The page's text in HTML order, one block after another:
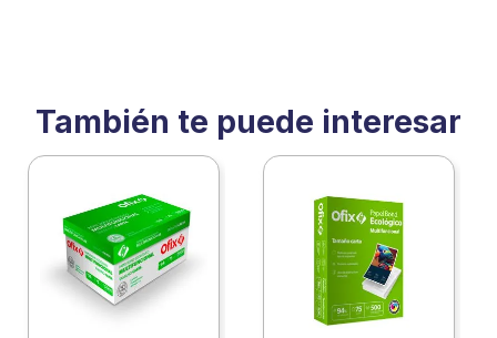
También te puede interesar